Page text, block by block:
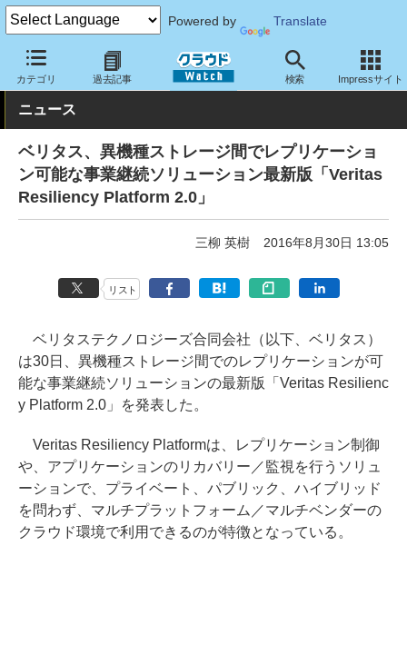
Powered by Translate
カテゴリ 過去記事 検索 Impressサイト
クラウド Watch サービス・ソフト ソフトウェア その他
ニュース
ベリタス、異機種ストレージ間でレプリケーショ
ン可能な事業継続ソリューション最新版「Veritas
Resiliency Platform 2.0」
三柳 英樹 2016年8月30日 13:05
リスト
ベリタステクノロジーズ合同会社（以下、ベリタス）
は30日、異機種ストレージ間でのレプリケーションが可
能な事業継続ソリューションの最新版「Veritas Resilienc
y Platform 2.0」を発表した。
Veritas Resiliency Platformは、レプリケーション制御
や、アプリケーションのリカバリー／監視を行うソリュ
ーションで、プライベート、パブリック、ハイブリッド
を問わず、マルチプラットフォーム／マルチベンダーの
クラウド環境で利用できるのが特徴となっている。